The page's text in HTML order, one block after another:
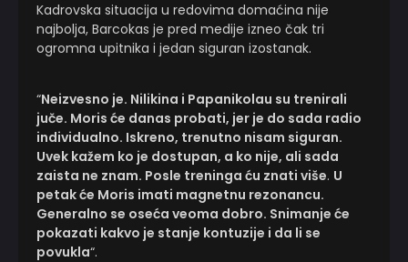
Kadrovska situacija u redovima domaćina nije
najbolja, Barcokas je pred medije izneo čak tri
ogromna upitnika i jedan siguran izostanak.
“Neizvesno je. Nilikina i Papanikolau su trenirali
juče. Moris će danas probati, jer je do sada radio
individualno. Iskreno, trenutno nisam siguran.
Uvek kažem ko je dostupan, a ko nije, ali sada
zaista ne znam. Posle treninga ću znati više. U
petak će Moris imati magnetnu rezonancu.
Generalno se oseća veoma dobro. Snimanje će
pokazati kakvo je stanje kontuzije i da li se
povukla“.